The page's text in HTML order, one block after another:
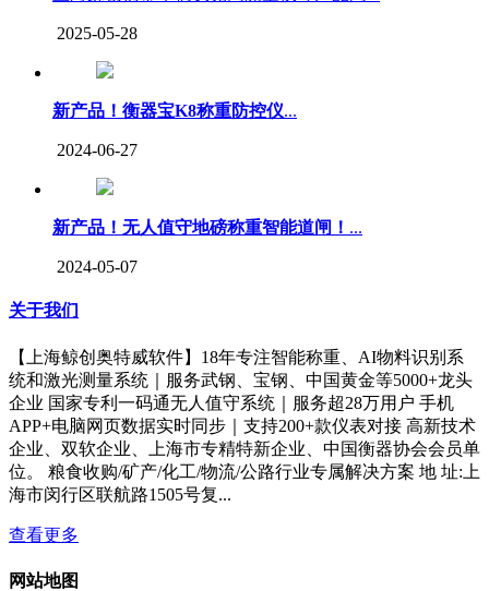
2025-05-28
新产品！衡器宝K8称重防控仪...
2024-06-27
新产品！无人值守地磅称重智能道闸！ ...
2024-05-07
关于我们
【上海鲸创奥特威软件】18年专注智能称重、AI物料识别系
统和激光测量系统｜服务武钢、宝钢、中国黄金等5000+龙头
企业 国家专利一码通无人值守系统｜服务超28万用户 手机
APP+电脑网页数据实时同步｜支持200+款仪表对接 高新技术
企业、双软企业、上海市专精特新企业、中国衡器协会会员单
位。 粮食收购/矿产/化工/物流/公路行业专属解决方案 地 址:上
海市闵行区联航路1505号复...
查看更多
网站地图